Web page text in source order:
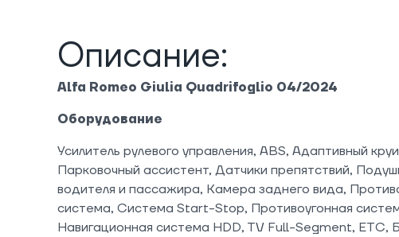
Описание:
Alfa Romeo Giulia Quadrifoglio 04/2024
Оборудование
Усилитель рулевого управления, ABS, Адаптивный
Парковочный ассистент, Датчики препятствий,
водителя и пассажира, Камера заднего вида,
система, Система Start-Stop, Противоугонная
Навигационная система HDD, TV Full-Segment, ETC,